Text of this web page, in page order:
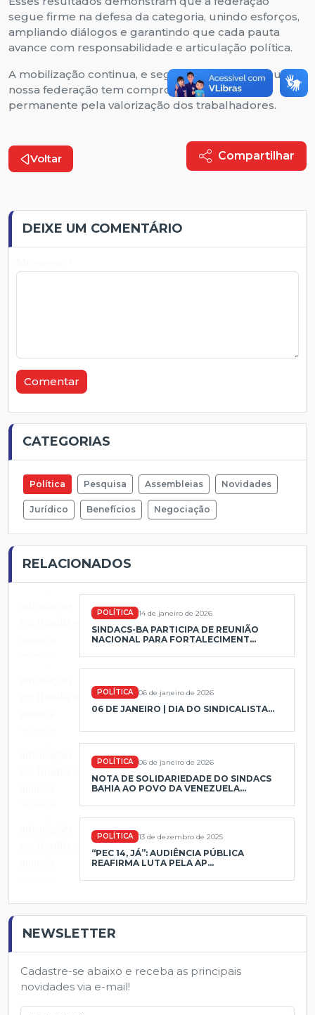
segue firme na defesa da categoria, unindo esforços,
ampliando diálogos e garantindo que cada pauta
avance com responsabilidade e articulação política.
A mobilização continua, e seguimos juntos, porque a
nossa federação tem compromisso, união e luta
permanente pela valorização dos trabalhadores.
Voltar Compartilhar
DEIXE UM COMENTÁRIO
Comentar
CATEGORIAS
Política Pesquisa Assembleias Novidades
Jurídico Benefícios Negociação
RELACIONADOS
POLÍTICA 14 de janeiro de 2026
SINDACS-BA PARTICIPA DE REUNIÃO
NACIONAL PARA FORTALECIMENT...
POLÍTICA 06 de janeiro de 2026
06 DE JANEIRO | DIA DO SINDICALISTA...
POLÍTICA 06 de janeiro de 2026
NOTA DE SOLIDARIEDADE DO SINDACS
BAHIA AO POVO DA VENEZUELA...
POLÍTICA 13 de dezembro de 2025
“PEC 14, JÁ”: AUDIÊNCIA PÚBLICA
REAFIRMA LUTA PELA AP...
NEWSLETTER
Cadastre-se abaixo e receba as principais
novidades via e-mail!